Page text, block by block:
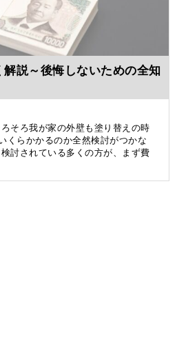
説～後悔しないための全知
そろ我が家の外壁も塗り替えの時
くらかかるのか全然検討がつかな
討されている多くの方が、まず費